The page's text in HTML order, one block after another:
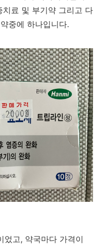
료 및 부기약 그리고 다
중에 하나입니다.
고, 약국마다 가격이